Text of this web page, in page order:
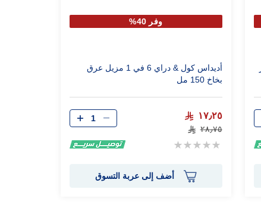
وفر 40%
أديداس كول & دراي 6 في 1 مزيل عرق
بخاخ 150 مل
١٧٫٢٥
٢٨٫٧٥
Rating:
الكمية
أضف إلى عربة التسوق